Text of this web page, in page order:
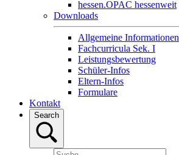
hessen.OPAC hessenweit
Downloads
Allgemeine Informationen
Fachcurricula Sek. I
Leistungsbewertung
Schüler-Infos
Eltern-Infos
Formulare
Kontakt
Search